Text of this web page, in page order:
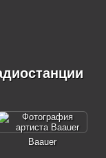
Baauer